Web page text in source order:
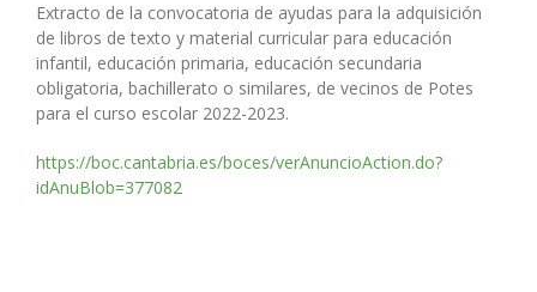
Extracto de la convocatoria de ayudas para la adquisición
de libros de texto y material curricular para educación
infantil, educación primaria, educación secundaria
obligatoria, bachillerato o similares, de vecinos de Potes
para el curso escolar 2022-2023.
https://boc.cantabria.es/boces/verAnuncioAction.do?
idAnuBlob=377082